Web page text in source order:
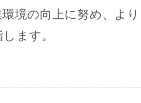
環境の向上に努め、よ
ます。